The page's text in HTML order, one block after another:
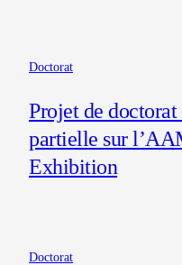
Doctorat
Projet de
partielle sur
Exhibition
Doctorat